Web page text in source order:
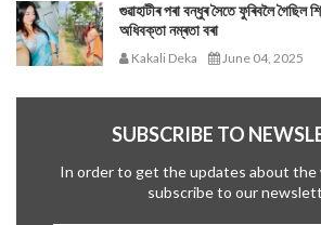
গুৱাহাটীৰ পৰা বন্ধুৰ সৈতে ফুৰিবলৈ
অধিবক্তা নম্ৰতা বৰা
Kakali Deka June 04, 2025
SUBSCRIBE TO
In order to get the updates about the
subscribe to our